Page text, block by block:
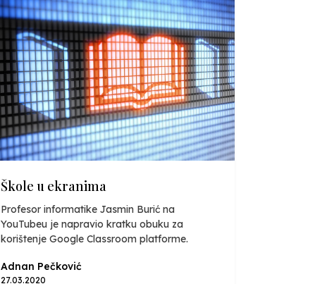
Škole u ekranima
Profesor informatike Jasmin Burić na
YouTubeu je napravio kratku obuku za
korištenje Google Classroom platforme.
Adnan Pečković
27.03.2020